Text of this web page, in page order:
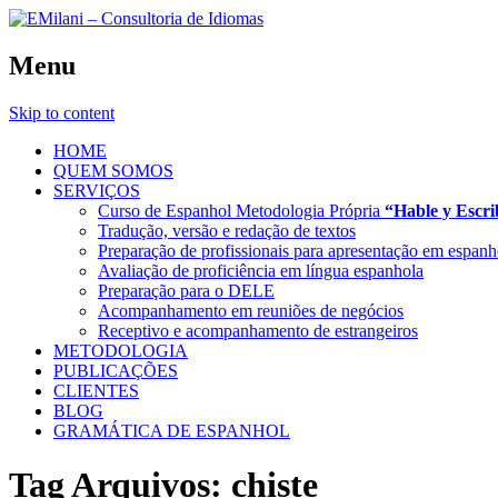
Menu
Skip to content
HOME
QUEM SOMOS
SERVIÇOS
Curso de Espanhol Metodologia Própria “Hable y
Tradução, versão e redação de textos
Preparação de profissionais para apresentação em
Avaliação de proficiência em língua espanhola
Preparação para o DELE
Acompanhamento em reuniões de negócios
Receptivo e acompanhamento de estrangeiros
METODOLOGIA
PUBLICAÇÕES
CLIENTES
BLOG
GRAMÁTICA DE ESPANHOL
Tag Arquivos: chiste